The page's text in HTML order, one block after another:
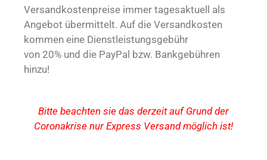
Versandkostenpreise immer tagesaktuell als
Angebot übermittelt. Auf die Versandkosten
kommen eine Dienstleistungsgebühr
von 20% und die PayPal bzw. Bankgebühren
hinzu!
Bitte beachten sie das derzeit auf Grund der
Coronakrise nur Express Versand möglich ist!